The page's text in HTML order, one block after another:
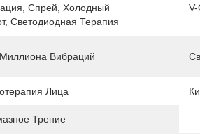
Спрей, Холодный
Светодиодная Терапия
Вибраций
Лица
Трение